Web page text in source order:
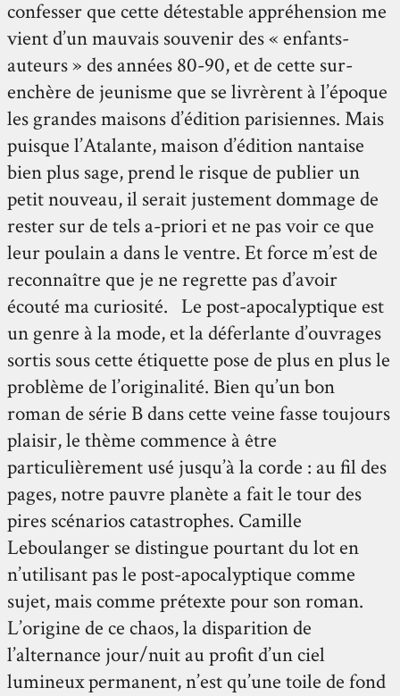
confesser que cette détestable appréhension me
vient d’un mauvais souvenir des « enfants-
auteurs » des années 80-90, et de cette sur-
enchère de jeunisme que se livrèrent à l’époque
les grandes maisons d’édition parisiennes. Mais
puisque l’Atalante, maison d’édition nantaise
bien plus sage, prend le risque de publier un
petit nouveau, il serait justement dommage de
rester sur de tels a-priori et ne pas voir ce que
leur poulain a dans le ventre. Et force m’est de
reconnaître que je ne regrette pas d’avoir
écouté ma curiosité. Le post-apocalyptique est
un genre à la mode, et la déferlante d’ouvrages
sortis sous cette étiquette pose de plus en plus le
problème de l’originalité. Bien qu’un bon
roman de série B dans cette veine fasse toujours
plaisir, le thème commence à être
particulièrement usé jusqu’à la corde : au fil des
pages, notre pauvre planète a fait le tour des
pires scénarios catastrophes. Camille
Leboulanger se distingue pourtant du lot en
n’utilisant pas le post-apocalyptique comme
sujet, mais comme prétexte pour son roman.
L’origine de ce chaos, la disparition de
l’alternance jour/nuit au profit d’un ciel
lumineux permanent, n’est qu’une toile de fond